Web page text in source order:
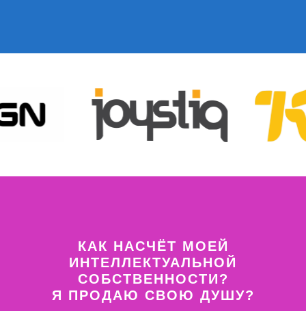
КАК НАСЧЁТ МОЕЙ
ИНТЕЛЛЕКТУАЛЬНОЙ
СОБСТВЕННОСТИ?
Я ПРОДАЮ СВОЮ ДУШУ?